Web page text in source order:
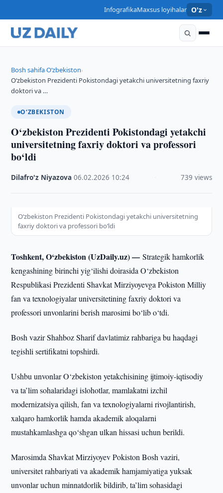
InfografikaMaxsus loyihalar O'z
Bosh sahifa›O‘zbekiston›
O‘zbekiston Prezidenti Pokistondagi yetakchi universitetning faxriy
doktori va …
O‘ZBEKISTON
O‘zbekiston Prezidenti Pokistondagi yetakchi
universitetning faxriy doktori va professori
bo‘ldi
Dilafro'z Niyazova ·06.02.2026 10:24 739 views
O‘zbekiston Prezidenti Pokistondagi yetakchi universitetning
faxriy doktori va professori bo‘ldi
Toshkent, O‘zbekiston (UzDaily.uz) —Strategik hamkorlik
kengashining birinchi yig‘ilishi doirasida O‘zbekiston
Respublikasi Prezidenti Shavkat Mirziyoyevga Pokiston Milliy
fan va texnologiyalar universitetining faxriy doktori va
professori unvonlarini berish marosimi bo‘lib o‘tdi.
Bosh vazir Shahboz Sharif davlatimiz rahbariga bu haqdagi
tegishli sertifikatni topshirdi.
Ushbu unvonlar O‘zbekiston yetakchisining ijtimoiy-iqtisodiy
va ta’lim sohalaridagi islohotlar, mamlakatni izchil
modernizatsiya qilish, fan va texnologiyalarni rivojlantirish,
xalqaro hamkorlik hamda akademik aloqalarni
mustahkamlashga qo‘shgan ulkan hissasi uchun berildi.
Marosimda Shavkat Mirziyoyev Pokiston Bosh vaziri,
universitet rahbariyati va akademik hamjamiyatiga yuksak
unvonlar uchun minnatdorlik bildirib, ta’lim sohasidagi